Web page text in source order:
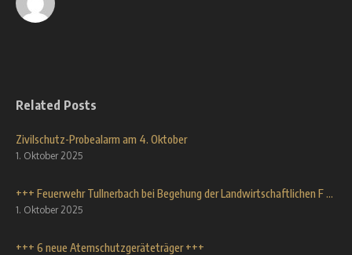
Related Posts
Zivilschutz-Probealarm am 4. Oktober
1. Oktober 2025
+++ Feuerwehr Tullnerbach bei Begehung der Landwirtschaftlichen F ...
1. Oktober 2025
+++ 6 neue Atemschutzgeräteträger +++